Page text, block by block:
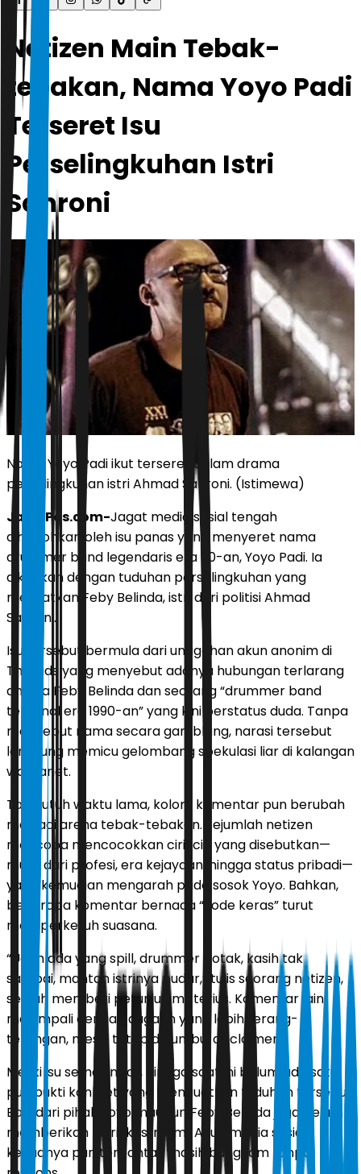
Netizen Main Tebak-
tebakan, Nama Yoyo Padi
Terseret Isu
Perselingkuhan Istri
Sahroni
Nama Yoyo Padi ikut terseret dalam drama
perselingkuhan istri Ahmad Sahroni. (Istimewa)
JawaPos.com-Jagat media sosial tengah
dihebohkan oleh isu panas yang menyeret nama
drummer band legendaris era 90-an, Yoyo Padi. Ia
dikaitkan dengan tuduhan perselingkuhan yang
melibatkan Feby Belinda, istri dari politisi Ahmad
Sahroni.
Isu tersebut bermula dari unggahan akun anonim di
Threads yang menyebut adanya hubungan terlarang
antara Feby Belinda dan seorang “drummer band
terkenal era 1990-an” yang kini berstatus duda. Tanpa
menyebut nama secara gamblang, narasi tersebut
langsung memicu gelombang spekulasi liar di kalangan
warganet.
Tak butuh waktu lama, kolom komentar pun berubah
menjadi arena tebak-tebakan. Sejumlah netizen
mencoba mencocokkan ciri-ciri yang disebutkan—
mulai dari profesi, era kejayaan, hingga status pribadi—
yang kemudian mengarah pada sosok Yoyo. Bahkan,
beberapa komentar bernada “kode keras” turut
memperkeruh suasana.
“Udah ada yang spill, drummer botak, kasih tak
sampai, mantan istrinya pudar,” tulis seorang netizen,
seolah memberi petunjuk misterius. Komentar lain
menimpali dengan dugaan yang lebih terang-
terangan, meski tetap dibumbui disclaimer.
Meski isu semakin liar, hingga saat ini belum ada satu
pun bukti konkret yang menguatkan tuduhan tersebut.
Baik dari pihak Yoyo maupun Feby Belinda juga belum
memberikan klarifikasi resmi. Akun media sosial
keduanya pun terpantau masih bungkam tanpa